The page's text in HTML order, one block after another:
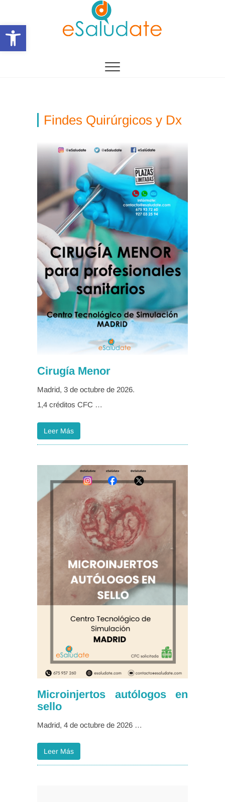
Abrir barra de herramientas
contenido
Findes Quirúrgicos y Dx
Cirugía Menor
Madrid, 3 de octubre de 2026.
1,4 créditos CFC …
Leer Más
Microinjertos autólogos en
sello
Madrid, 4 de octubre de 2026 …
Leer Más